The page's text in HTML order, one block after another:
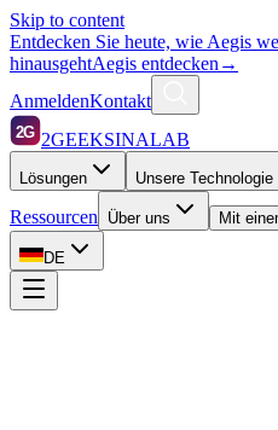
Skip to content
Entdecken Sie heute, wie Aegis
hinausgehtAegis entdecken →
AnmeldenKontakt
2G 2GEEKSINALAB
Lösungen Unsere Technologie
Ressourcen Über uns Mit
DE